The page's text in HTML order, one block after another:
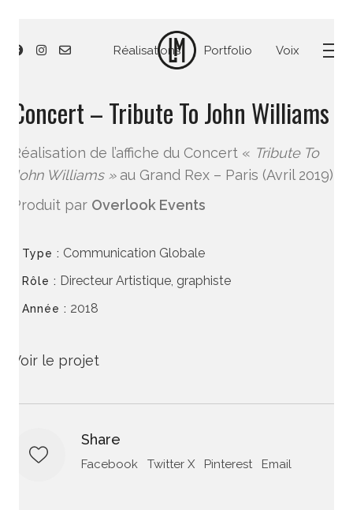
Réalisations Portfolio Voix
Concert – Tribute To John Williams
Réalisation de l’affiche du Concert « Tribute To
John Williams »au Grand Rex – Paris (Avril 2019)
Produit par Overlook Events
Type : Communication Globale
Rôle : Directeur Artistique, graphiste
Année : 2018
Voir le projet
Share
Facebook Twitter X Pinterest Email